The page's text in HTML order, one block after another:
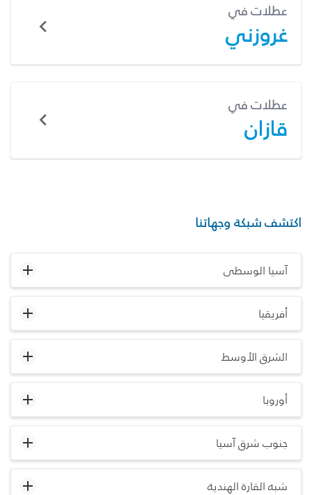
عطلات في
غروزني
عطلات في
قازان
اكتشف شبكة وجهاتنا
آسيا الوسطى
أفريقيا
الشرق الأوسط
أوروبا
جنوب شرق آسيا
شبه القارة الهندية